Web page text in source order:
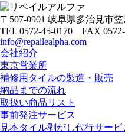
〒507-0901 岐阜県多治見市
TEL 0572-45-0170 FAX 0572-
info@repailealpha.com
会社紹介
東京営業所
補修用タイルの製造・販売
納品までの流れ
取扱い商品リスト
事前発注サービス
見本タイル剥がし代行サービ